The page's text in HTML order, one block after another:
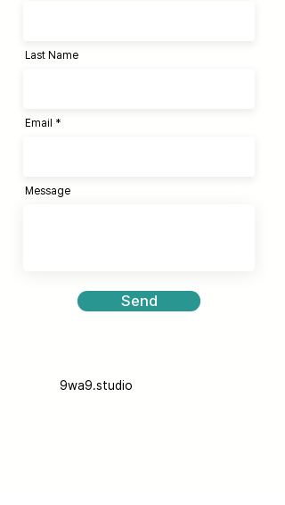
Last Name
Email
Message
Send
9wa9.studio